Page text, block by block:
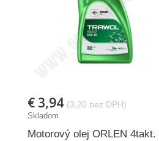
€ 3,94 (3,20 bez DPH)
Skladom
Motorový olej ORLEN 4takt.